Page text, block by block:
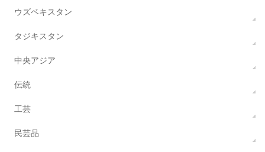
ウズベキスタン
タジキスタン
中央アジア
伝統
工芸
民芸品